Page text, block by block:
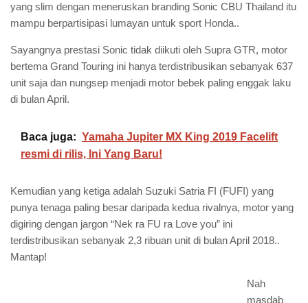
yang slim dengan meneruskan branding Sonic CBU Thailand itu
mampu berpartisipasi lumayan untuk sport Honda..
Sayangnya prestasi Sonic tidak diikuti oleh Supra GTR, motor
bertema Grand Touring ini hanya terdistribusikan sebanyak 637
unit saja dan nungsep menjadi motor bebek paling enggak laku
di bulan April.
Baca juga: Yamaha Jupiter MX King 2019 Facelift
resmi di rilis, Ini Yang Baru!
Kemudian yang ketiga adalah Suzuki Satria FI (FUFI) yang
punya tenaga paling besar daripada kedua rivalnya, motor yang
digiring dengan jargon “Nek ra FU ra Love you” ini
terdistribusikan sebanyak 2,3 ribuan unit di bulan April 2018..
Mantap!
Nah
masdab